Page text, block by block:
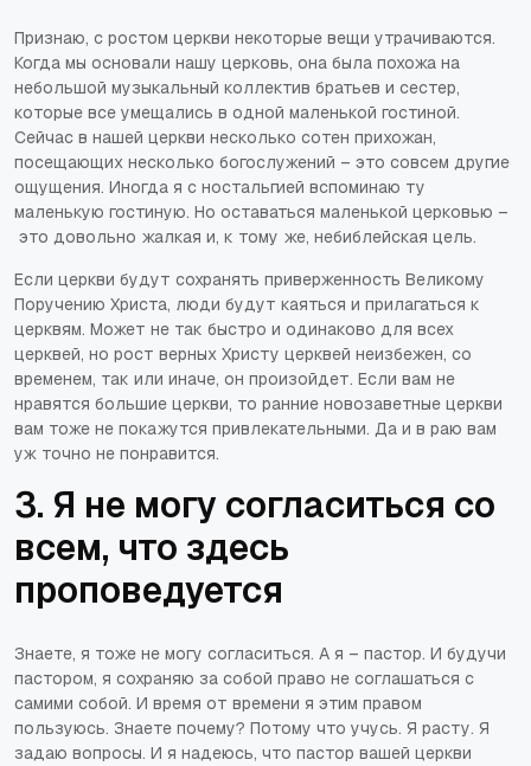
Признаю, с ростом церкви некоторые вещи утрачиваются.
Когда мы основали нашу церковь, она была похожа на
небольшой музыкальный коллектив братьев и сестер,
которые все умещались в одной маленькой гостиной.
Сейчас в нашей церкви несколько сотен прихожан,
посещающих несколько богослужений – это совсем другие
ощущения. Иногда я с ностальгией вспоминаю ту
маленькую гостиную. Но оставаться маленькой церковью –
это довольно жалкая и, к тому же, небиблейская цель.
Если церкви будут сохранять приверженность Великому
Поручению Христа, люди будут каяться и прилагаться к
церквям. Может не так быстро и одинаково для всех
церквей, но рост верных Христу церквей неизбежен, со
временем, так или иначе, он произойдет. Если вам не
нравятся большие церкви, то ранние новозаветные церкви
вам тоже не покажутся привлекательными. Да и в раю вам
уж точно не понравится.
3. Я не могу согласиться со
всем, что здесь
проповедуется
Знаете, я тоже не могу согласиться. А я – пастор. И будучи
пастором, я сохраняю за собой право не соглашаться с
самими собой. И время от времени я этим правом
пользуюсь. Знаете почему? Потому что учусь. Я расту. Я
задаю вопросы. И я надеюсь, что пастор вашей церкви